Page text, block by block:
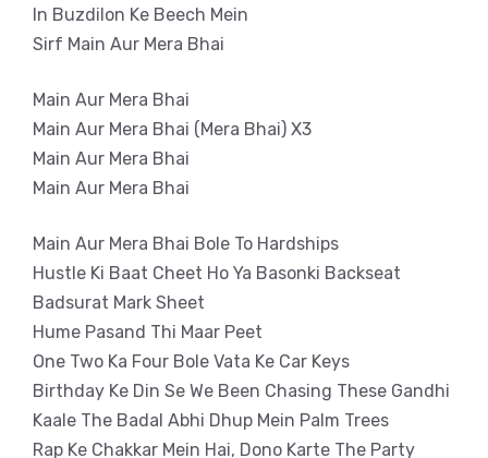
In Buzdilon Ke Beech Mein
Sirf Main Aur Mera Bhai
Main Aur Mera Bhai
Main Aur Mera Bhai (Mera Bhai) X3
Main Aur Mera Bhai
Main Aur Mera Bhai
Main Aur Mera Bhai Bole To Hardships
Hustle Ki Baat Cheet Ho Ya Basonki Backseat
Badsurat Mark Sheet
Hume Pasand Thi Maar Peet
One Two Ka Four Bole Vata Ke Car Keys
Birthday Ke Din Se We Been Chasing These Gandhi
Kaale The Badal Abhi Dhup Mein Palm Trees
Rap Ke Chakkar Mein Hai, Dono Karte The Party